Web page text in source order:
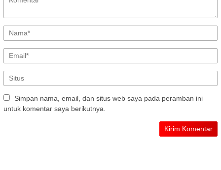
Simpan nama, email, dan situs web saya pada peramban ini
untuk komentar saya berikutnya.